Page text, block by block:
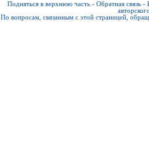
Подняться в верхнюю часть - Обратная связь -
По вопросам, связанным с этой страницей,